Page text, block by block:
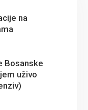
na
Bosanske
uživo